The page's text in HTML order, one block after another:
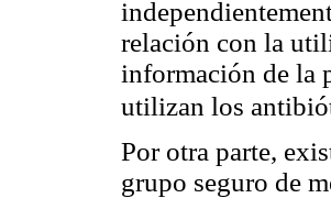
relación con la
información de la
utilizan los
Por otra parte,
grupo seguro de